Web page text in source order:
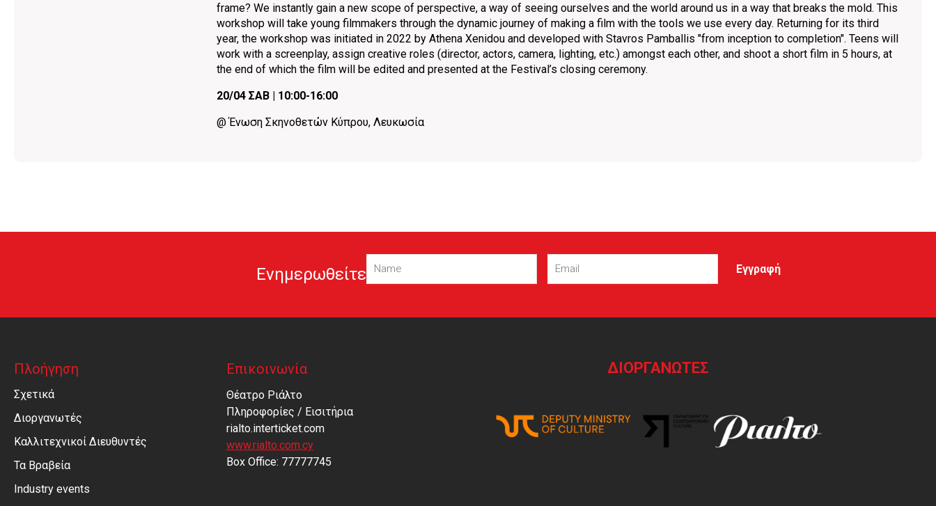
frame? We instantly gain a new scope of perspective, a way of seeing ourselves and the world around us in a way that breaks the mold. This
workshop will take young filmmakers through the dynamic journey of making a film with the tools we use every day. Returning for its third
year, the workshop was initiated in 2022 by Athena Xenidou and developed with Stavros Pamballis "from inception to completion". Teens will
work with a screenplay, assign creative roles (director, actors, camera, lighting, etc.) amongst each other, and shoot a short film in 5 hours, at
the end of which the film will be edited and presented at the Festival’s closing ceremony.
20/04 ΣΑΒ | 10:00-16:00
@ Ένωση Σκηνοθετών Κύπρου, Λευκωσία
Ενημερωθείτε
Name
(Required)
Email
(Required)
Πλοήγηση
Σχετικά
Διοργανωτές
Καλλιτεχνικοί Διευθυντές
Τα Βραβεία
Industry events
Επικοινωνία
Θέατρο Ριάλτο
Πληροφορίες / Εισιτήρια
rialto.interticket.com
www.rialto.com.cy
Βοx Office: 77777745
ΔΙΟΡΓΑΝΩΤΕΣ